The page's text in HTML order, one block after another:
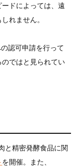
ドによっては、遠
れません。
認可申請を行って
ではと見られてい
と精密発酵食品に関
を開催。また、